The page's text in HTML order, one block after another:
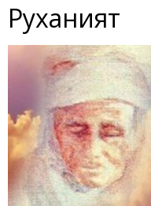
Руханият